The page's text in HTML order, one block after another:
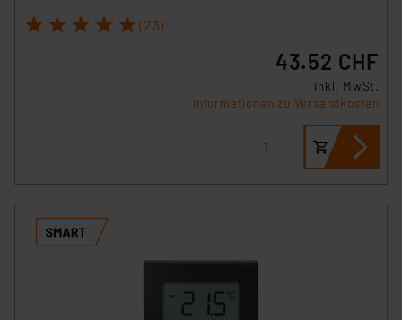
1 2 3 4 5 (23)
43.52 CHF
inkl. MwSt.
Informationen zu Versandkosten